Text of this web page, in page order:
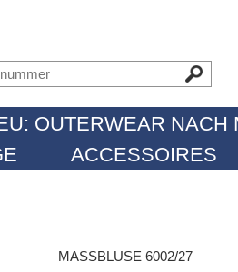
OUTERWEAR NACH
ACCESSOIRES
MASSBLUSE 6002/27